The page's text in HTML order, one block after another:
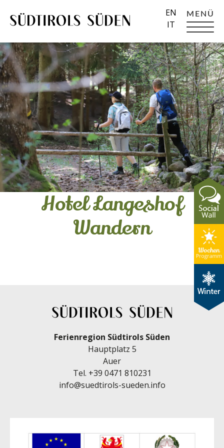
MENÜ
EN
IT
Hotel Langeshof
Wandern
Ferienregion Südtirols Süden
Hauptplatz 5
Auer
Tel. +39 0471 810231
info@suedtirols-sueden.info